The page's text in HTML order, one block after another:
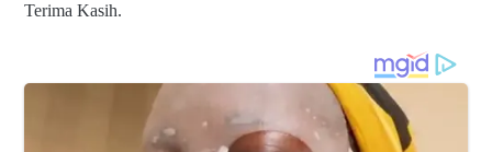
Terima Kasih.